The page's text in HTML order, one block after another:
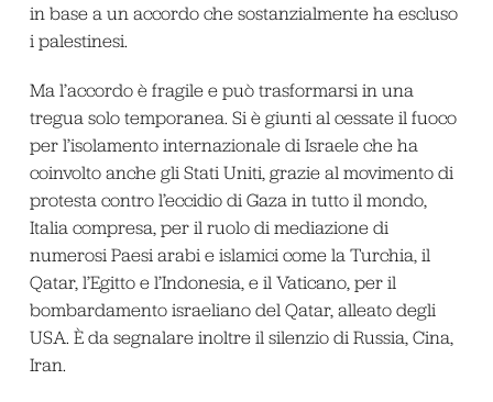
in base a un accordo che sostanzialmente ha escluso
i palestinesi.
Ma l’accordo è fragile e può trasformarsi in una
tregua solo temporanea. Si è giunti al cessate il fuoco
per l’isolamento internazionale di Israele che ha
coinvolto anche gli Stati Uniti, grazie al movimento di
protesta contro l’eccidio di Gaza in tutto il mondo,
Italia compresa, per il ruolo di mediazione di
numerosi Paesi arabi e islamici come la Turchia, il
Qatar, l’Egitto e l’Indonesia, e il Vaticano, per il
bombardamento israeliano del Qatar, alleato degli
USA. È da segnalare inoltre il silenzio di Russia, Cina,
Iran.